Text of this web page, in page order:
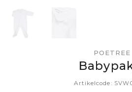
POETREE
Artikelcode: